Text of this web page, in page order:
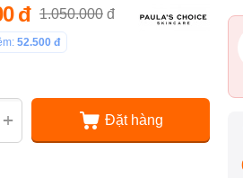
đ 1.050.000 đ
52.500 đ
+ Đặt hàng